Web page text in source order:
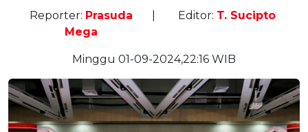
Reporter: Prasuda
Mega
Editor: T. Sucipto
Minggu 01-09-2024,22:16 WIB